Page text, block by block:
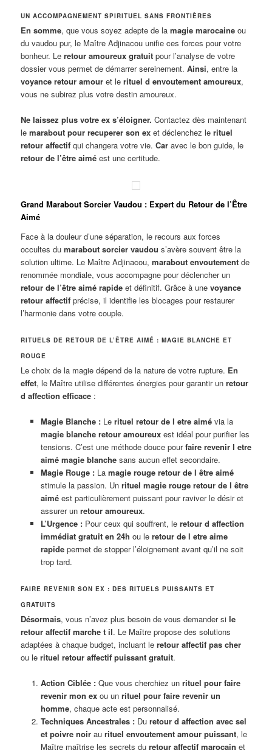
UN ACCOMPAGNEMENT SPIRITUEL SANS FRONTIÈRES
En somme, que vous soyez adepte de lamagie marocaine ou
du vaudou pur, le Maître Adjinacou unifie ces forces pour votre
bonheur. Leretour amoureux gratuit pour l’analyse de votre
dossier vous permet de démarrer sereinement.Ainsi, entre la
voyance retour amour et lerituel d envoutement amoureux,
vous ne subirez plus votre destin amoureux.
Ne laissez plus votre ex s’éloigner. Contactez dès maintenant
lemarabout pour recuperer son ex et déclenchez lerituel
retour affectif qui changera votre vie.Car avec le bon guide, le
retour de l’être aimé est une certitude.
Grand Marabout Sorcier Vaudou : Expert du Retour de l’Être
Aimé
Face à la douleur d’une séparation, le recours aux forces
occultes dumarabout sorcier vaudou s’avère souvent être la
solution ultime. Le Maître Adjinacou,marabout envoutement de
renommée mondiale, vous accompagne pour déclencher un
retour de l’être aimé rapide et définitif. Grâce à unevoyance
retour affectif précise, il identifie les blocages pour restaurer
l’harmonie dans votre couple.
RITUELS DE RETOUR DE L’ÊTRE AIMÉ : MAGIE BLANCHE ET
ROUGE
Le choix de la magie dépend de la nature de votre rupture. En
effet, le Maître utilise différentes énergies pour garantir unretour
d affection efficace :
Magie Blanche :Le rituel retour de l etre aimévia la
magie blanche retour amoureuxest idéal pour purifier les
tensions. C’est une méthode douce pourfaire revenir l etre
aimé magie blanchesans aucun effet secondaire.
Magie Rouge :La magie rouge retour de l être aimé
stimule la passion. Un rituel magie rouge retour de l être
aiméest particulièrement puissant pour raviver le désir et
assurer un retour amoureux.
L’Urgence :Pour ceux qui souffrent, le retour d affection
immédiat gratuit en 24h ou le retour de l etre aime
rapidepermet de stopper l’éloignement avant qu’il ne soit
trop tard.
FAIRE REVENIR SON EX : DES RITUELS PUISSANTS ET
GRATUITS
Désormais, vous n’avez plus besoin de vous demander sile
retour affectif marche t il. Le Maître propose des solutions
adaptées à chaque budget, incluant leretour affectif pas cher
ou lerituel retour affectif puissant gratuit.
Action Ciblée :Que vous cherchiez un rituel pour faire
revenir mon exou un rituel pour faire revenir un
homme, chaque acte est personnalisé.
Techniques Ancestrales :Du retour d affection avec sel
et poivre noirau rituel envoutement amour puissant, le
Maître maîtrise les secrets du retour affectif marocain et